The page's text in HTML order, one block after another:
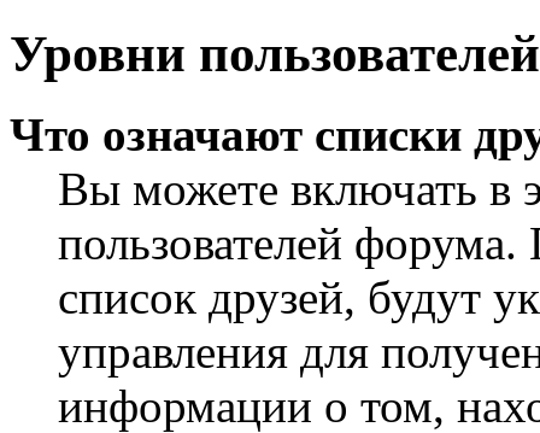
Уровни
Что означают списки
Вы можете включать в
пользователей форума.
список друзей, будут
управления для
информации о том,